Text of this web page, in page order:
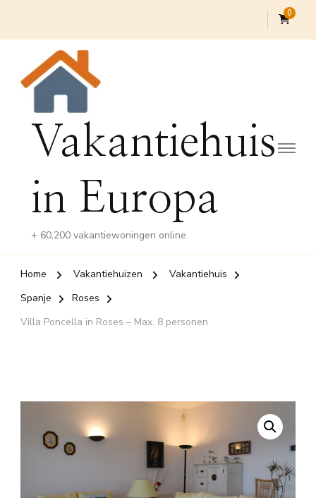
0
Vakantiehuis
in Europa
+ 60,200 vakantiewoningen online
Home Vakantiehuizen
Vakantiehuis
Spanje
Roses
Villa Poncella in Roses – Max. 8 personen